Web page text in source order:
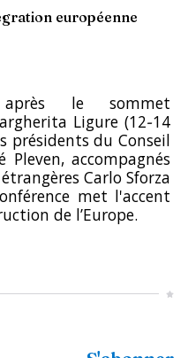
européenne
après le sommet
Ligure (12‑14
présidents du Conseil
Pleven, accompagnés
Carlo Sforza
met l'accent
de l’Europe.